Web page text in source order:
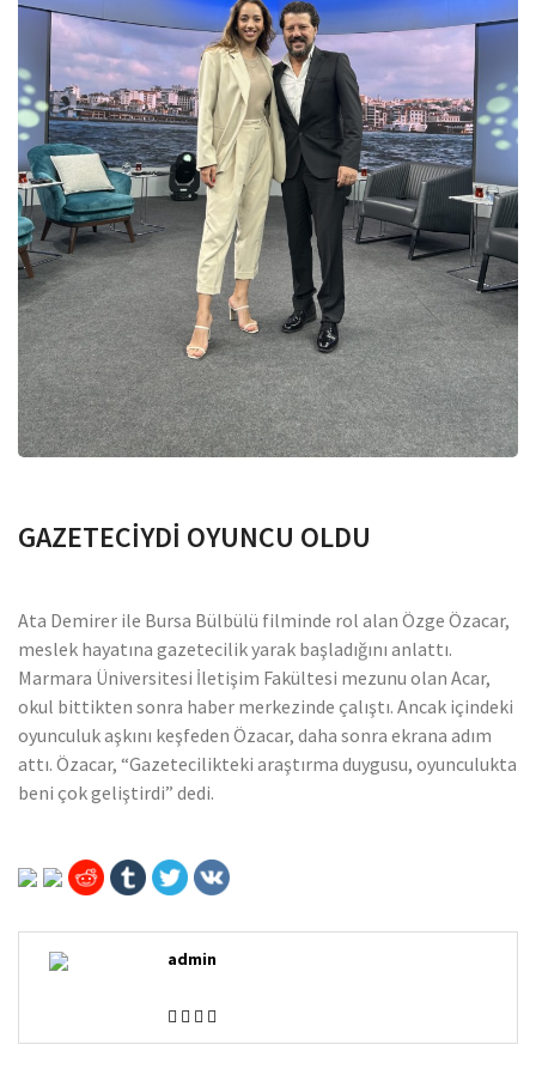
GAZETECİYDİ OYUNCU OLDU
Ata Demirer ile Bursa Bülbülü filminde rol alan Özge Özacar,
meslek hayatına gazetecilik yarak başladığını anlattı.
Marmara Üniversitesi İletişim Fakültesi mezunu olan Acar,
okul bittikten sonra haber merkezinde çalıştı. Ancak içindeki
oyunculuk aşkını keşfeden Özacar, daha sonra ekrana adım
attı. Özacar, “Gazetecilikteki araştırma duygusu, oyunculukta
beni çok geliştirdi” dedi.
admin